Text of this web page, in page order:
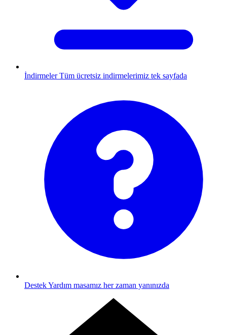
İndirmeler Tüm ücretsiz indirmelerimiz tek sayfada
DestekYardım masamız her zaman yanınızda